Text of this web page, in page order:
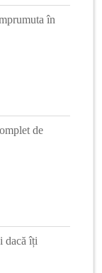
în
de
dacă îți